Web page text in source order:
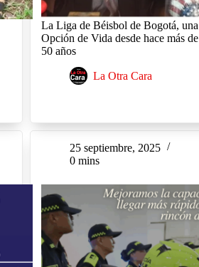
La Liga de Béisbol de Bogotá, una
Opción de Vida desde hace más de
50 años
La Otra Cara
25 septiembre, 2025
0 mins